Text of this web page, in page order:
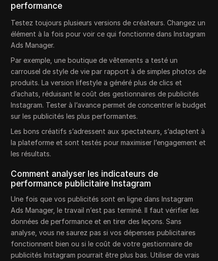
performance
Testez toujours plusieurs versions de créateurs. Changez un
élément à la fois pour voir ce qui fonctionne dans Instagram
Ads Manager.
Par exemple, une boutique de vêtements a testé un
carrousel de style de vie par rapport à de simples photos de
produits. La version lifestyle a généré plus de clics et
d’achats, réduisant le coût des gestionnaires de publicités
Instagram. Tester à l’avance permet de concentrer le budget
sur les publicités les plus performantes.
Les bons créatifs s’adressent aux spectateurs, s’adaptent à
la plateforme et sont testés pour maximiser l’engagement et
les résultats.
Comment analyser les indicateurs de
performance publicitaire Instagram
Une fois que vos publicités sont en ligne dans Instagram
Ads Manager, le travail n’est pas terminé. Il faut vérifier les
données de performance et en tirer des leçons. Sans
analyse, vous ne saurez pas si vos dépenses publicitaires
fonctionnent bien ou si le coût de votre gestionnaire de
publicités Instagram pourrait être plus bas. Utiliser de vrais